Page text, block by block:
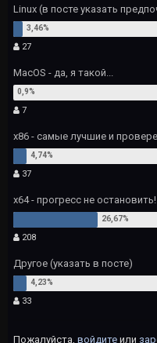
Linux (в посте указать
27
MacOS - да, я такой...
7
х86 - самые лучшие и
37
х64 - прогресс не остановить!
208
Другое (указать в посте)
33
Пожалуйста, войдите или